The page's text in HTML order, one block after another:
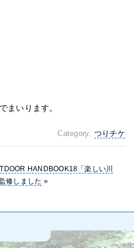
まいります。
Category: つりチケ
HANDBOOK18「楽しい川
修しました »